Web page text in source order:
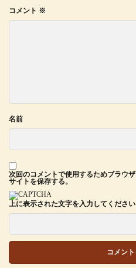
コメント ※
名前
次回のコメントで使用するためブラウ
サイトを保存する。
上に表示された文字を入力してください